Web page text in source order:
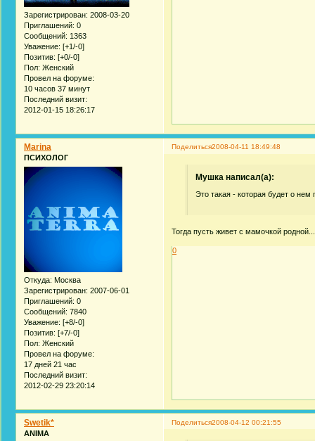
Зарегистрирован: 2008-03-20
Приглашений: 0
Сообщений: 1363
Уважение: [+1/-0]
Позитив: [+0/-0]
Пол: Женский
Провел на форуме:
10 часов 37 минут
Последний визит:
2012-01-15 18:26:17
Поделиться2008-04-11 18:49:48
Marina
ПСИХОЛОГ
Откуда: Москва
Зарегистрирован: 2007-06-01
Приглашений: 0
Сообщений: 7840
Уважение: [+8/-0]
Позитив: [+7/-0]
Пол: Женский
Провел на форуме:
17 дней 21 час
Последний визит:
2012-02-29 23:20:14
Мушка написал(а):
Это такая - которая будет о нем
Тогда пусть живет с мамочкой
0
Поделиться2008-04-12 00:21:55
Swetik*
ANIMA